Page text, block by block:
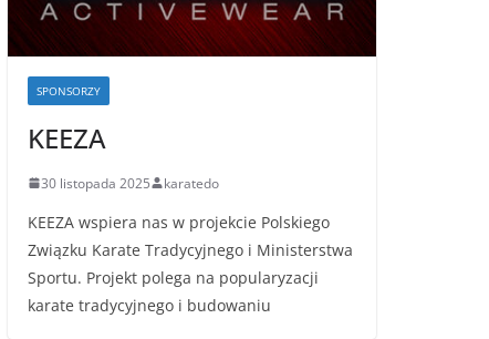
SPONSORZY
KEEZA
30 listopada 2025 karatedo
KEEZA wspiera nas w projekcie Polskiego
Związku Karate Tradycyjnego i Ministerstwa
Sportu. Projekt polega na popularyzacji
karate tradycyjnego i budowaniu